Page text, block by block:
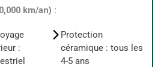
km/an) :
:
Protection
céramique : tous les
4-5 ans